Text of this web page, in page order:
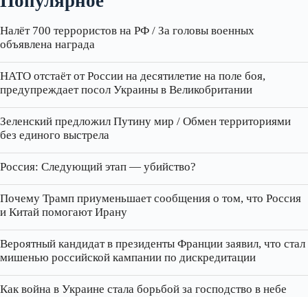
Налёт 700 террористов на РФ / За головы военных
объявлена награда
НАТО отстаёт от России на десятилетие на поле боя,
предупреждает посол Украины в Великобритании
Зеленский предложил Путину мир / Обмен территориями
без единого выстрела
Россия: Следующий этап — убийство?
Почему Трамп приуменьшает сообщения о том, что Россия
и Китай помогают Ирану
Вероятный кандидат в президенты Франции заявил, что стал
мишенью российской кампании по дискредитации
Как война в Украине стала борьбой за господство в небе